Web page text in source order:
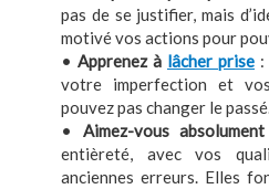
pas de se justifier, mais
motivé vos actions pour
• Apprenez à lâcher prise :
votre imperfection et
pouvez pas changer le
• Aimez-vous absolument
entièreté, avec vos
anciennes erreurs. Elles